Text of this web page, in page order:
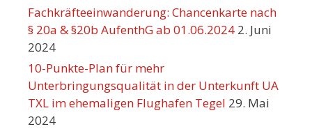
Fachkräfteeinwanderung: Chancenkarte nach
§ 20a & §20b AufenthG ab 01.06.2024 2. Juni
2024
10-Punkte-Plan für mehr
Unterbringungsqualität in der Unterkunft UA
TXL im ehemaligen Flughafen Tegel 29. Mai
2024